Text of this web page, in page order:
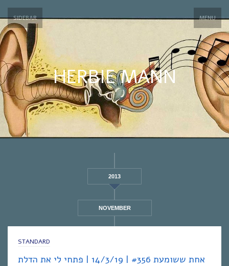
SIDEBAR MENU
HERBIE MANN
2013
NOVEMBER
STANDARD
אחת ששומעת #356 | 14/3/19 | פתחי לי את הדלת